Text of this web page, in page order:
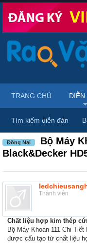
Diễn đàn ...
Đồng Nai
Bộ Máy
Black&Decker
Thành viên
Chất liệu hợp kim thép
Bộ Máy Khoan 111 Chi
được cấu tạo từ chất liệu
TRANG CHỦ
Tìm kiếm diễn đàn